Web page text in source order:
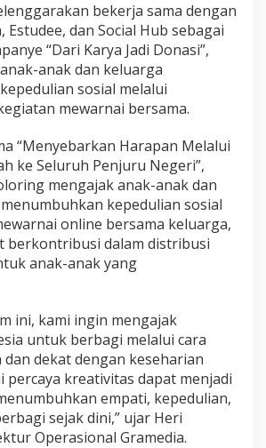
bekerja sama dengan
Estudee, dan Social Hub sebagai
“Dari Karya Jadi Donasi”,
anak dan keluarga
sosial melalui
mewarnai bersama.
“Menyebarkan Harapan Melalui
ke Seluruh Penjuru Negeri”,
mengajak anak-anak dan
kepedulian sosial
online bersama keluarga,
berkontribusi dalam distribusi
anak-anak yang
ini, kami ingin mengajak
untuk berbagi melalui cara
dekat dengan keseharian
percaya kreativitas dapat menjadi
empati, kepedulian,
sejak dini,” ujar Heri
Operasional Gramedia.